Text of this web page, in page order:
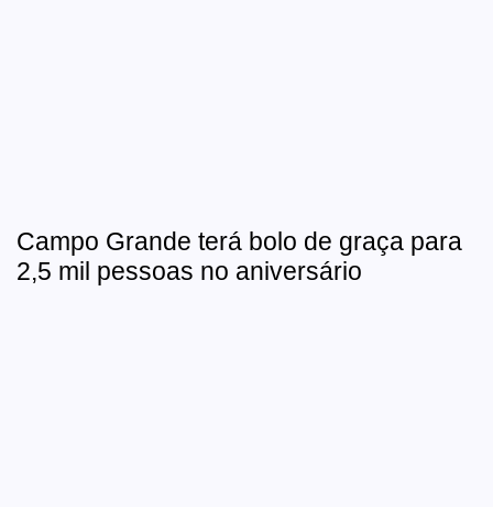
Campo Grande terá bolo de graça para
2,5 mil pessoas no aniversário